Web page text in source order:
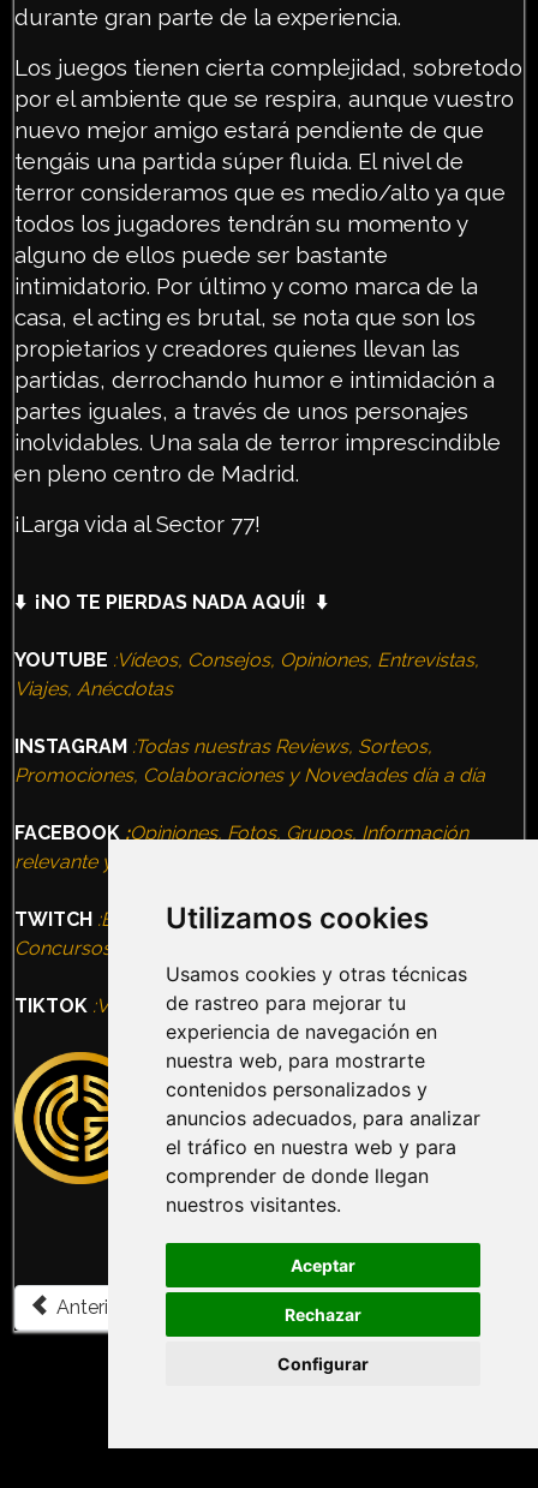
Utilizamos cookies
Usamos cookies y otras técnicas
de rastreo para mejorar tu
experiencia de navegación en
nuestra web, para mostrarte
contenidos personalizados y
anuncios adecuados, para analizar
el tráfico en nuestra web y para
comprender de donde llegan
nuestros visitantes.
Aceptar
Rechazar
Configurar
durante gran parte de la experiencia.
Los juegos tienen cierta complejidad, sobretodo
por el ambiente que se respira, aunque vuestro
nuevo mejor amigo estará pendiente de que
tengáis una partida súper fluida. El nivel de
terror consideramos que es medio/alto ya que
todos los jugadores tendrán su momento y
alguno de ellos puede ser bastante
intimidatorio. Por último y como marca de la
casa, el acting es brutal, se nota que son los
propietarios y creadores quienes llevan las
partidas, derrochando humor e intimidación a
partes iguales, a través de unos personajes
inolvidables. Una sala de terror imprescindible
en pleno centro de Madrid.
¡Larga vida al Sector 77!
⬇️ ¡NO TE PIERDAS NADA AQUÍ! ⬇️
YOUTUBE :Vídeos, Consejos, Opiniones, Entrevistas,
Viajes, Anécdotas
INSTAGRAM :Todas nuestras Reviews, Sorteos,
Promociones, Colaboraciones y Novedades día a día
FACEBOOK :Opiniones, Fotos, Grupos, Información
relevante y todas nuestras Experiencias
TWITCH :Entrevistas, Terror Nights, VideoJuegos,
Concursos, Eventos
TIKTOK :Vídeos, Humor, Información, Ocio alternativo
Artículo anterior: COLORS BY EXPERIENCITY |
Anterior Artículo siguiente: ILLUSION |